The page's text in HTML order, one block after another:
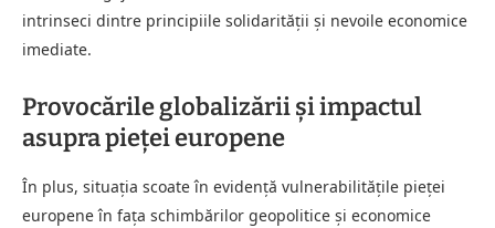
intrinseci dintre principiile solidarității și nevoile economice
imediate.
Provocările globalizării și impactul
asupra pieței europene
În plus, situația scoate în evidență vulnerabilitățile pieței
europene în fața schimbărilor geopolitice și economice